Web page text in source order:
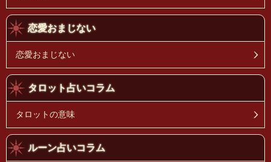
恋愛おまじない
恋愛おまじない
タロット占いコラム
タロットの意味
ルーン占いコラム